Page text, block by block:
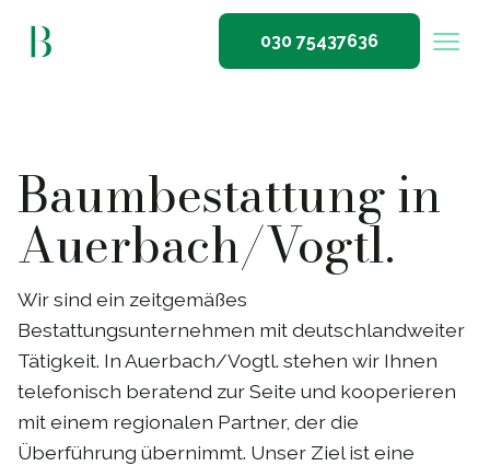
030 75437636
Baumbestattung in
Auerbach/Vogtl.
Wir sind ein zeitgemäßes
Bestattungsunternehmen mit deutschlandweiter
Tätigkeit. In Auerbach/Vogtl. stehen wir Ihnen
telefonisch beratend zur Seite und kooperieren
mit einem regionalen Partner, der die
Überführung übernimmt. Unser Ziel ist eine